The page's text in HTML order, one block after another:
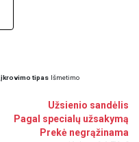
įkrovimo tipas Išmetimo
Užsienio sandėlis
Pagal specialų užsakymą
Prekė negrąžinama